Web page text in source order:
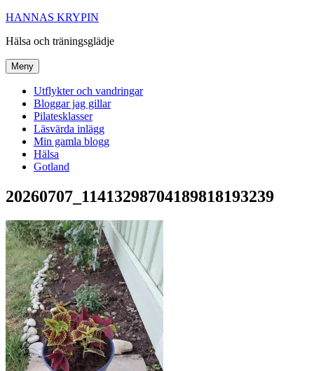
Hoppa
innehåll
HANNAS KRYPIN
Hälsa och träningsglädje
Meny
Utflykter och vandringar
Bloggar jag gillar
Pilatesklasser
Läsvärda inlägg
Min gamla blogg
Hälsa
Gotland
20260707_11413298704189818193239